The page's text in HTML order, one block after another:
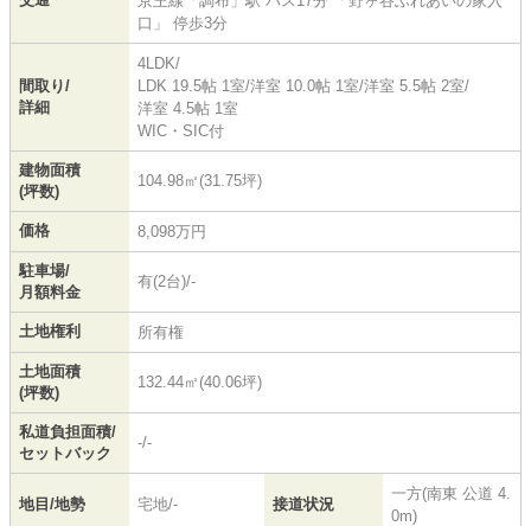
口」 停歩3分
間取り/
詳細
4LDK/
LDK 19.5帖 1室/洋室 10.0帖 1室/洋室 5.5帖 2室/
洋室 4.5帖 1室
WIC・SIC付
建物面積
(坪数)
104.98㎡(31.75坪)
価格 8,098万円
駐車場/
月額料金
有(2台)/-
土地権利 所有権
土地面積
(坪数)
132.44㎡(40.06坪)
私道負担面積/
セットバック
-/-
地目/地勢 宅地/- 接道状況
一方(南東 公道 4.
0m)